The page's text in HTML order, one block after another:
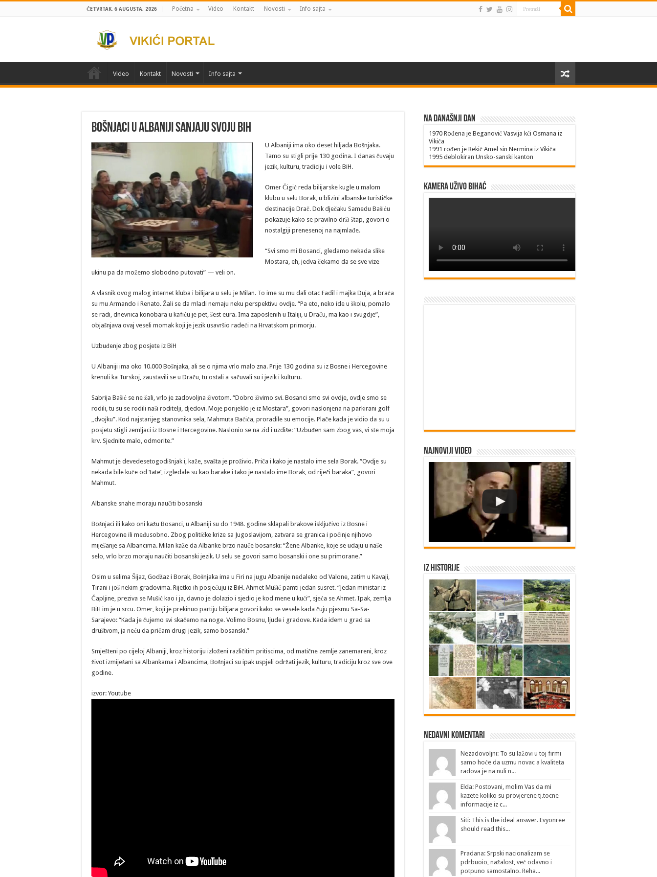
ČETVRTAK, 6 AUGUSTA, 2026 Početna Video Kontakt Novosti Info sajta
Video Kontakt Novosti Info sajta
Bošnjaci u Albaniji sanjaju svoju BiH
U Albaniji ima oko deset hiljada Bošnjaka.
Tamo su stigli prije 130 godina. I danas čuvaju
jezik, kulturu, tradiciju i vole BiH.
Omer Čigić reda bilijarske kugle u malom
klubu u selu Borak, u blizini albanske turističke
destinacije Drač. Dok dječaku Samedu Bašiću
pokazuje kako se pravilno drži štap, govori o
nostalgiji prenesenoj na najmlađe.
“Svi smo mi Bosanci, gledamo nekada slike
Mostara, eh, jedva čekamo da se sve vize
ukinu pa da možemo slobodno putovati” — veli on.
A vlasnik ovog malog internet kluba i bilijara u selu je Milan. To ime su mu dali otac Fadil i majka Duja, a braća
su mu Armando i Renato. Žali se da mladi nemaju neku perspektivu ovdje. “Pa eto, neko ide u školu, pomalo
se radi, dnevnica konobara u kafiću je pet, šest eura. Ima zaposlenih u Italiji, u Draču, ma kao i svugdje”,
objašnjava ovaj veseli momak koji je jezik usavršio radeći na Hrvatskom primorju.
Uzbuđenje zbog posjete iz BiH
U Albaniji ima oko 10.000 Bošnjaka, ali se o njima vrlo malo zna. Prije 130 godina su iz Bosne i Hercegovine
krenuli ka Turskoj, zaustavili se u Draču, tu ostali a sačuvali su i jezik i kulturu.
Sabrija Bašić se ne žali, vrlo je zadovoljna životom. “Dobro živimo svi. Bosanci smo svi ovdje, ovdje smo se
rodili, tu su se rodili naši roditelji, djedovi. Moje porijeklo je iz Mostara”, govori naslonjena na parkirani golf
„dvojku”. Kod najstarijeg stanovnika sela, Mahmuta Baćića, proradile su emocije. Plače kada je vidio da su u
posjetu stigli zemljaci iz Bosne i Hercegovine. Naslonio se na zid i uzdiše: “Uzbuđen sam zbog vas, vi ste moja
krv. Sjednite malo, odmorite.”
Mahmut je devedesetogodišnjak i, kaže, svašta je proživio. Priča i kako je nastalo ime sela Borak. “Ovdje su
nekada bile kuće od ‘tate’, izgledale su kao barake i tako je nastalo ime Borak, od riječi baraka”, govori
Mahmut.
Albanske snahe moraju naučiti bosanski
Bošnjaci ili kako oni kažu Bosanci, u Albaniji su do 1948. godine sklapali brakove isključivo iz Bosne i
Hercegovine ili međusobno. Zbog političke krize sa Jugoslavijom, zatvara se granica i počinje njihovo
miješanje sa Albancima. Milan kaže da Albanke brzo nauče bosanski: “Žene Albanke, koje se udaju u naše
selo, vrlo brzo moraju naučiti bosanski jezik. U selu se govori samo bosanski i one su primorane.”
Osim u selima Šijaz, Godžaz i Borak, Bošnjaka ima u Firi na jugu Albanije nedaleko od Valone, zatim u Kavaji,
Tirani i još nekim gradovima. Rijetko ih posjećuju iz BiH. Ahmet Mušić pamti jedan susret. “Jedan ministar iz
Čapljine, preziva se Mušić kao i ja, davno je dolazio i sjedio je kod mene u kući”, sjeća se Ahmet. Ipak, zemlja
BiH im je u srcu. Omer, koji je prekinuo partiju bilijara govori kako se vesele kada čuju pjesmu Sa-Sa-
Sarajevo: “Kada je čujemo svi skačemo na noge. Volimo Bosnu, ljude i gradove. Kada idem u grad sa
društvom, ja neću da pričam drugi jezik, samo bosanski.”
Smješteni po cijeloj Albaniji, kroz historiju izloženi različitim pritiscima, od matične zemlje zanemareni, kroz
život izmiješani sa Albankama i Albancima, Bošnjaci su ipak uspjeli održati jezik, kulturu, tradiciju kroz sve ove
godine.
izvor: Youtube
Na današnji dan
1970 Rođena je Beganović Vasvija kći Osmana iz
Vikića
1991 rođen je Rekić Amel sin Nermina iz Vikića
1995 deblokiran Unsko-sanski kanton
Kamera uživo Bihać
Najnoviji video
Iz historije
Nedavni Komentari
Nezadovoljni: To su lažovi u toj firmi
samo hoće da uzmu novac a kvaliteta
radova je na nuli n...
Elda: Postovani, molim Vas da mi
kazete koliko su provjerene tj.tocne
informacije iz c...
Siti: This is the ideal answer. Evyonree
should read this...
Pradana: Srpski nacionalizam se
pdrbuoio, nažalost, već odavno i
potpuno samostalno. Reha...